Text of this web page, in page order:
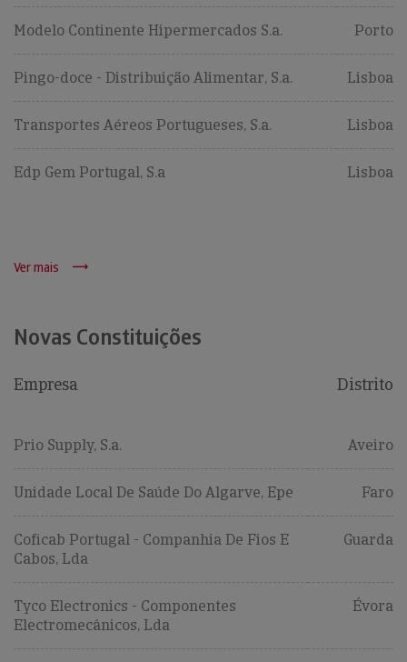
Modelo Continente Hipermercados S.a. Porto
Pingo-doce - Distribuição Alimentar, S.a. Lisboa
Transportes Aéreos Portugueses, S.a. Lisboa
Edp Gem Portugal, S.a Lisboa
Ver mais
Novas Constituições
Empresa Distrito
Prio Supply, S.a. Aveiro
Unidade Local De Saúde Do Algarve, Epe Faro
Coficab Portugal - Companhia De Fios E
Cabos, Lda
Guarda
Tyco Electronics - Componentes
Electromecânicos, Lda
Évora